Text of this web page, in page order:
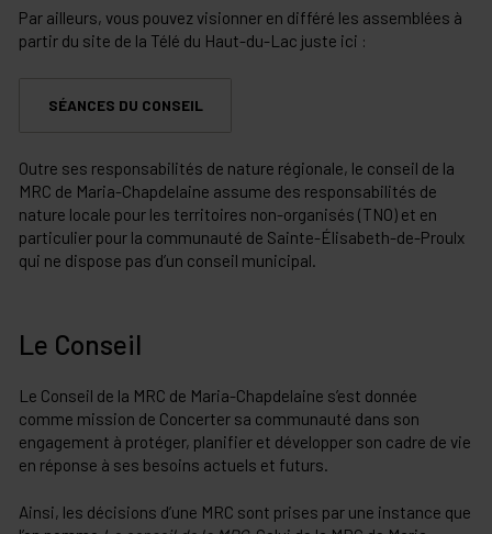
Par ailleurs, vous pouvez visionner en différé les assemblées à
partir du site de la Télé du Haut-du-Lac juste ici :
SÉANCES DU CONSEIL
Outre ses responsabilités de nature régionale, le conseil de la
MRC de Maria-Chapdelaine assume des responsabilités de
nature locale pour les territoires non-organisés (TNO) et en
particulier pour la communauté de Sainte-Élisabeth-de-Proulx
qui ne dispose pas d’un conseil municipal.
Le Conseil
Le Conseil de la MRC de Maria-Chapdelaine s’est donnée
comme mission de Concerter sa communauté dans son
engagement à protéger, planifier et développer son cadre de vie
en réponse à ses besoins actuels et futurs.
Ainsi, les décisions d’une MRC sont prises par une instance que